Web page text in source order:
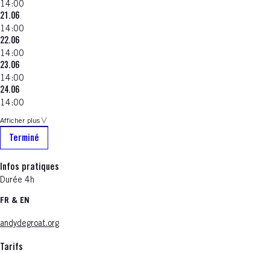
14:00
21.06
14:00
22.06
14:00
23.06
14:00
24.06
14:00
Afficher plus
Terminé
Infos pratiques
Durée 4h
FR & EN
andydegroat.org
Tarifs